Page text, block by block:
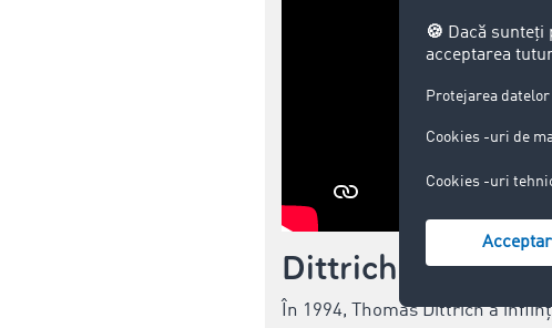
Dittrich
În 1994, Thomas Dittrich a